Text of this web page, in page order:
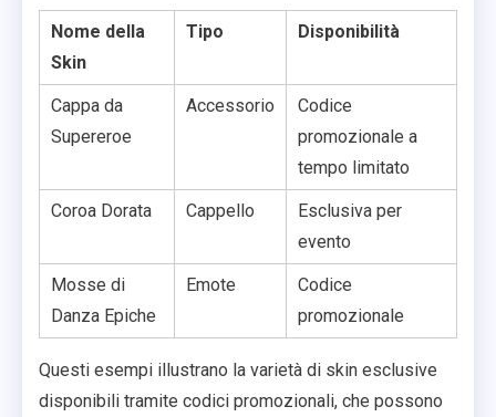
Nome della
Skin
Tipo Disponibilità
Cappa da
Supereroe
Accessorio
Codice
promozionale a
tempo limitato
Coroa Dorata Cappello
Esclusiva per
evento
Mosse di
Danza Epiche
Emote
Codice
promozionale
Questi esempi illustrano la varietà di skin esclusive
disponibili tramite codici promozionali, che possono